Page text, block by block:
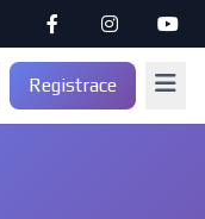
Registrace